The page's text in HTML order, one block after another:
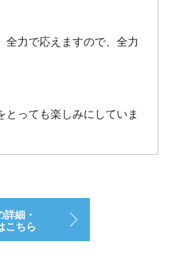
力で応えますので、全力
っても楽しみにしていま
細・
こちら